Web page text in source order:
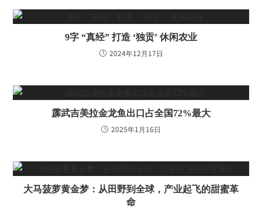
9字 “真经” 打造 ‘独贡’ 休闲农业
2024年12月17日
霹武吉美拉金龙鱼出口占全国72%最大
2025年1月16日
大马菠萝黄金梦：从田野到全球，产业起飞的甜蜜革
命